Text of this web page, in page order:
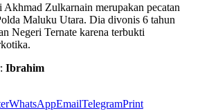
Zulkarnain merupakan pecatan
Maluku Utara. Dia divonis 6 tahun
Negeri Ternate karena terbukti
Ibrahim
WhatsAppEmailTelegramPrint